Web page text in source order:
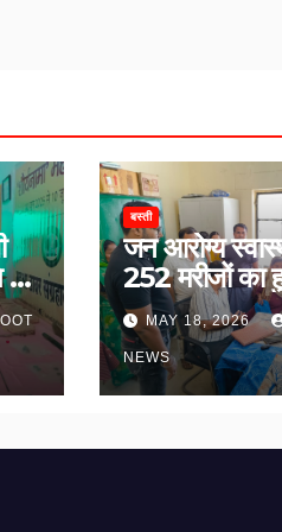
की
बस्ती
जन आरोग्य
252 मरीजों का
उपचार।
MAY 18, 2026
NEWS